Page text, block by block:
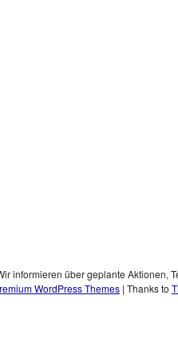
informieren über geplante Aktionen,
WordPress Themes | Thanks to